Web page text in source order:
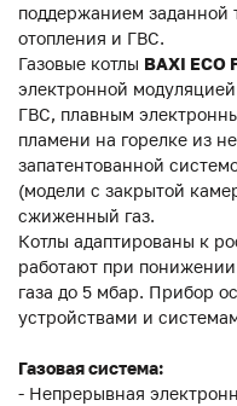
поддержанием заданной
отопления и ГВС.
Газовые котлы BAXI ECO
электронной
ГВС, плавным
пламени на горелке из
запатентованной
(модели с закрытой
сжиженный газ.
Котлы адаптированы к
работают при
газа до 5 мбар. Прибор
устройствами и
Газовая система:
- Непрерывная